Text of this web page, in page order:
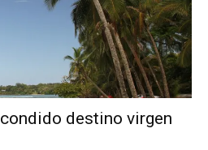
destino virgen